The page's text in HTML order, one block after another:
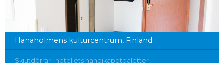
Hanaholmens kulturcentrum, Finland
Skjutdörrar i hotellets handikapptoaletter